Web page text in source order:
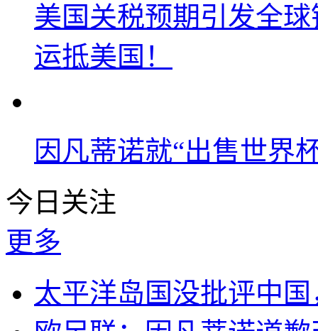
美国关税预期引发全
运抵美国！
因凡蒂诺就“出售世界
今日关注
更多
太平洋岛国没批评中